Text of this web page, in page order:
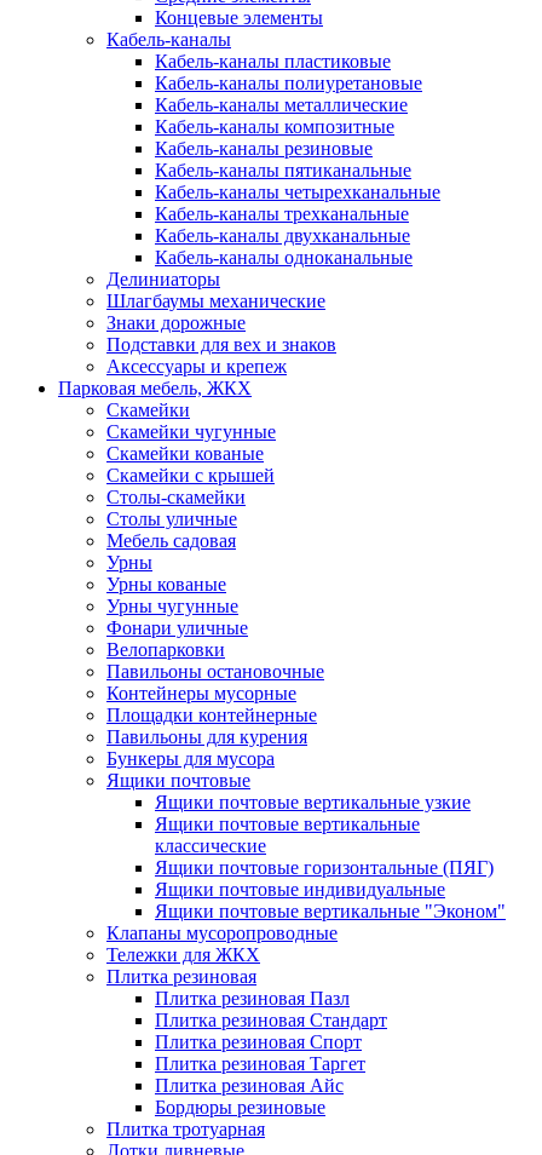
Концевые элементы
Кабель-каналы
Кабель-каналы пластиковые
Кабель-каналы полиуретановые
Кабель-каналы металлические
Кабель-каналы композитные
Кабель-каналы резиновые
Кабель-каналы пятиканальные
Кабель-каналы четырехканальные
Кабель-каналы трехканальные
Кабель-каналы двухканальные
Кабель-каналы одноканальные
Делиниаторы
Шлагбаумы механические
Знаки дорожные
Подставки для вех и знаков
Аксессуары и крепеж
Парковая мебель, ЖКХ
Скамейки
Скамейки чугунные
Скамейки кованые
Скамейки с крышей
Столы-скамейки
Столы уличные
Мебель садовая
Урны
Урны кованые
Урны чугунные
Фонари уличные
Велопарковки
Павильоны остановочные
Контейнеры мусорные
Площадки контейнерные
Павильоны для курения
Бункеры для мусора
Ящики почтовые
Ящики почтовые вертикальные узкие
Ящики почтовые вертикальные
классические
Ящики почтовые горизонтальные (ПЯГ)
Ящики почтовые индивидуальные
Ящики почтовые вертикальные "Эконом"
Клапаны мусоропроводные
Тележки для ЖКХ
Плитка резиновая
Плитка резиновая Пазл
Плитка резиновая Стандарт
Плитка резиновая Спорт
Плитка резиновая Таргет
Плитка резиновая Айс
Бордюры резиновые
Плитка тротуарная
Лотки ливневые